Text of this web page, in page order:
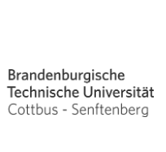
Forschung